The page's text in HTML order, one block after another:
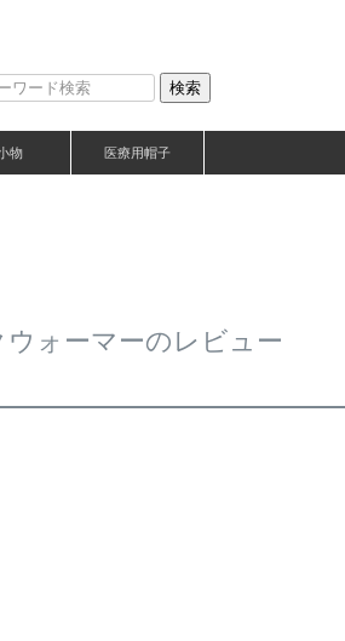
検索
物 医療用帽子
ォーマーのレビュー